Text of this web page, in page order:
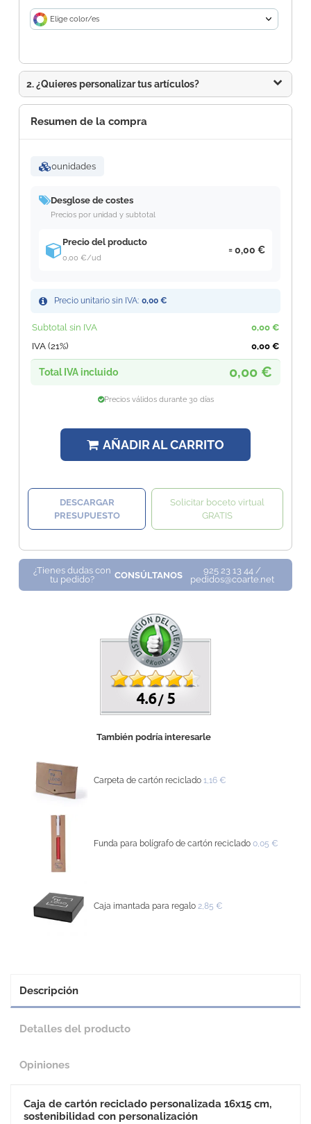
Elige color/es
2. ¿Quieres personalizar tus artículos?
Resumen de la compra
0unidades
Desglose de costes
Precios por unidad y subtotal
Precio del producto
0,00 €/ud
0,00 €
Precio unitario sin IVA: 0,00 €
Subtotal sin IVA
0,00 €
IVA (21%)
0,00 €
Total IVA incluido 0,00 €
Precios válidos durante 30 días
AÑADIR AL CARRITO
DESCARGAR
PRESUPUESTO
Solicitar boceto virtual
GRATIS
¿Tienes dudas con
tu pedido?
CONSÚLTANOS
925 23 13 44 /
pedidos@coarte.net
4.6 /5
También podría interesarle
Carpeta de cartón reciclado 1,16 €
Funda para bolígrafo de cartón reciclado 0,05 €
Caja imantada para regalo 2,85 €
Descripción
Detalles del producto
Opiniones
Caja de cartón reciclado personalizada 16x15 cm,
sostenibilidad con personalización